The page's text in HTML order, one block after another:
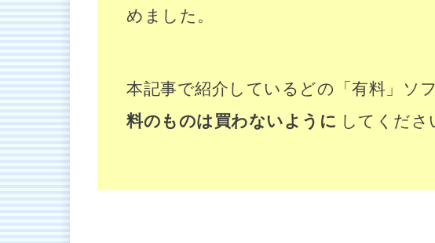
めました。
本記事で紹介しているどの「有料」ソ
料のものは買わないように してくださ